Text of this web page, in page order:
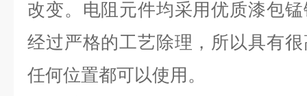
改变。电阻元件均采用优质漆包
经过严格的工艺除理，所以具有
任何位置都可以使用。